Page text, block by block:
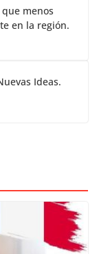
menos
en la región.
Ideas.